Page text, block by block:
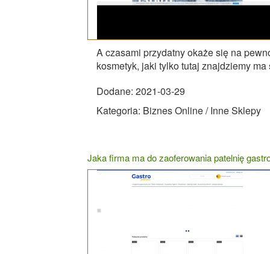
A czasami przydatny okaże się na
kosmetyk, jaki tylko tutaj znajdziemy
Dodane: 2021-03-29
Kategoria: Biznes Online / Inne Sklepy
Jaka firma ma do zaoferowania patelnię